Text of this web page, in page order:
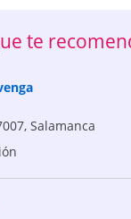
te
, Salamanca